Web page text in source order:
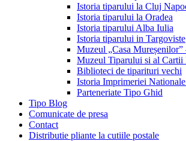
Istoria tiparului la Cluj
Istoria tiparului la Oradea
Istoria tiparului Alba Iulia
Istoria tiparului in Targoviste
Muzeul „Casa Mureșenilor”
Muzeul Tiparului si al Cartii
Biblioteci de tiparituri vechi
Istoria Imprimeriei
Parteneriate Tipo Ghid
Tipo Blog
Comunicate de presa
Contact
Distributie pliante la cutiile postale